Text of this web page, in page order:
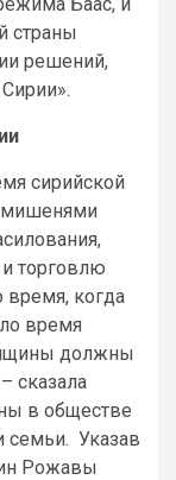
страны
решений,
сирийской
торговлю
время, когда
время
должны
сказала
в обществе
семьи. Указав
Рожавы